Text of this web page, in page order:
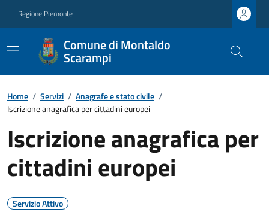
Regione Piemonte
Comune di Montaldo
Scarampi
Home / Servizi / Anagrafe e stato civile /
Iscrizione anagrafica per cittadini europei
Iscrizione anagrafica per
cittadini europei
Servizio Attivo